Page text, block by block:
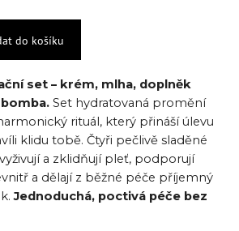
do košíku
set – krém, mlha, doplněk
Set hydratovaná promění
rituál, který přináší úlevu
klidu tobě. Čtyři pečlivě sladěné
a zklidňují pleť, podporují
a dělají z běžné péče příjemný
Jednoduchá, poctivá péče bez